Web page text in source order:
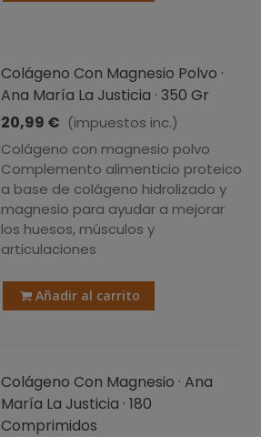
Colágeno Con Magnesio Polvo ·
Ana María La Justicia · 350 Gr
20,99 € (impuestos inc.)
Colágeno con magnesio polvo
Complemento alimenticio proteico
a base de colágeno hidrolizado y
magnesio para ayudar a mejorar
los huesos, músculos y
articulaciones
Añadir al carrito
Colágeno Con Magnesio · Ana
María La Justicia · 180
Comprimidos